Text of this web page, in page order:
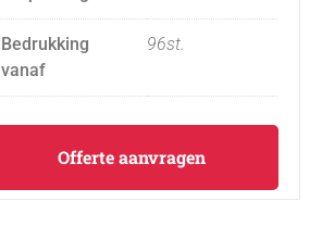
Bedrukking
vanaf
96st.
Offerte aanvragen